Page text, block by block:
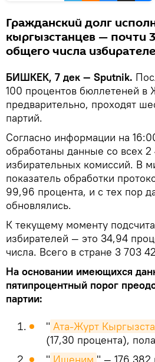
Гражданский долг
кыргызстанцев — почти
общего числа
БИШКЕК, 7 дек — Sputnik.
100 процентов бюллетеней в
предварительно, проходят
партий.
Согласно информации на
обработаны данные со всех 2
избирательных комиссий. В
показатель обработки
99,96 процента, и с тех пор
обновлялись.
К текущему моменту
избирателей — это 34,94
числа. Всего в стране 3 703
На основании имеющихся
пятипроцентный порог
партии:
" Ата-Журт
(17,30 процента),
" Ишеним " — 176 382